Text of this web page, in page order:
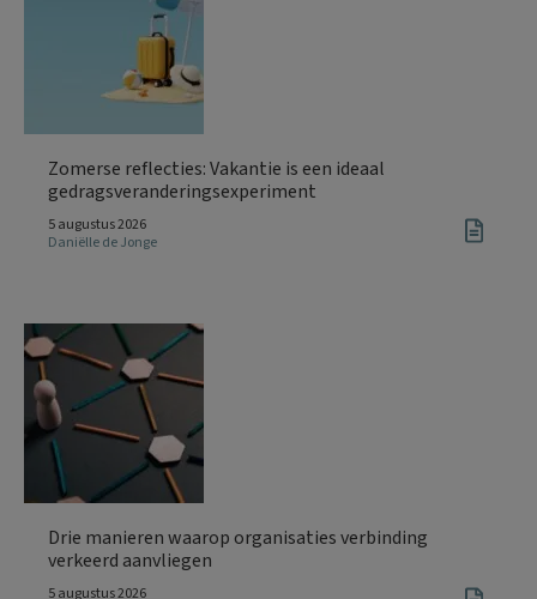
Zomerse reflecties: Vakantie is een ideaal
gedragsveranderingsexperiment
5 augustus 2026
Daniëlle de Jonge
Drie manieren waarop organisaties verbinding
verkeerd aanvliegen
5 augustus 2026